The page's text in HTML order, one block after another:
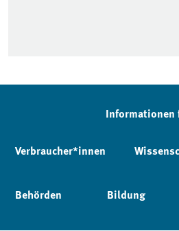
Informationen
Verbraucher*innen
Behörden Bildung